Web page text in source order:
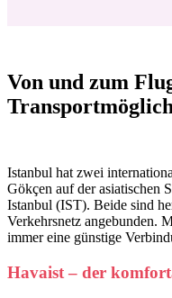
Von und zum
Istanbul hat zwei
Gökçen auf der asiatischen
Istanbul (IST). Beide sind
Verkehrsnetz angebunden.
immer eine günstige
Havaist – der